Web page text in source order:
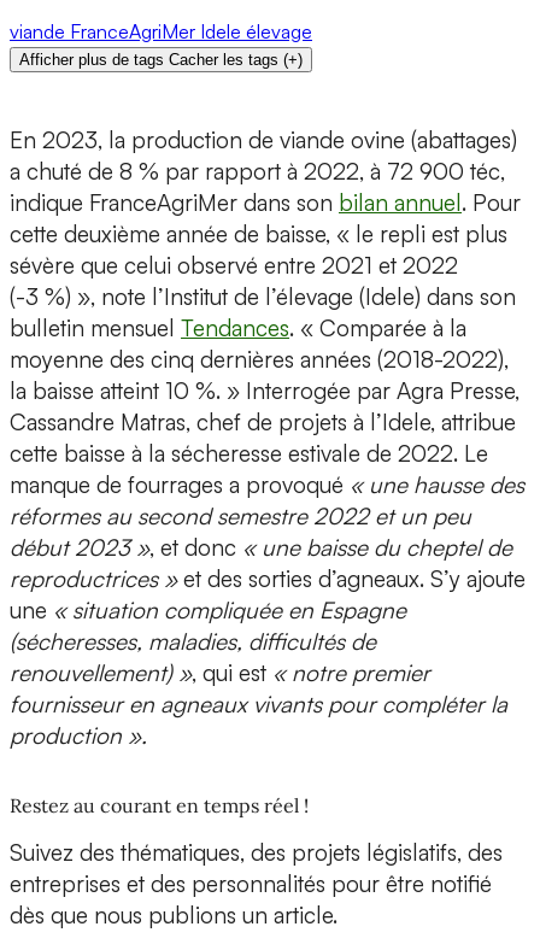
viande FranceAgriMer Idele élevage
Afficher plus de tags Cacher les tags (+)
En 2023, la production de viande ovine (abattages)
a chuté de 8 % par rapport à 2022, à 72 900 téc,
indique FranceAgriMer dans son bilan annuel. Pour
cette deuxième année de baisse, « le repli est plus
sévère que celui observé entre 2021 et 2022
(-3 %) », note l’Institut de l’élevage (Idele) dans son
bulletin mensuel Tendances. « Comparée à la
moyenne des cinq dernières années (2018-2022),
la baisse atteint 10 %. » Interrogée par Agra Presse,
Cassandre Matras, chef de projets à l’Idele, attribue
cette baisse à la sécheresse estivale de 2022. Le
manque de fourrages a provoqué « une hausse des
réformes au second semestre 2022 et un peu
début 2023 », et donc « une baisse du cheptel de
reproductrices »et des sorties d’agneaux. S’y ajoute
une « situation compliquée en Espagne
(sécheresses, maladies, difficultés de
renouvellement) », qui est « notre premier
fournisseur en agneaux vivants pour compléter la
production ».
Restez au courant en temps réel !
Suivez des thématiques, des projets législatifs, des
entreprises et des personnalités pour être notifié
dès que nous publions un article.